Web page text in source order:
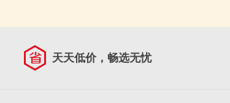
天天低价，畅选无忧